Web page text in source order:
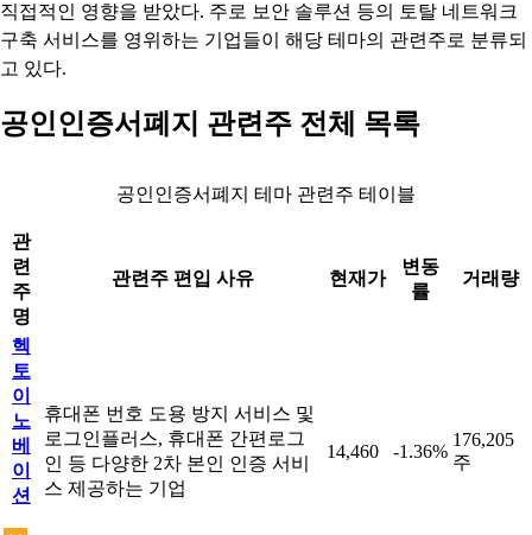
직접적인 영향을 받았다. 주로 보안 솔루션 등의 토탈 네트워크
구축 서비스를 영위하는 기업들이 해당 테마의 관련주로 분류되
고 있다.
공인인증서폐지 관련주 전체 목록
공인인증서폐지 테마 관련주 테이블
관
련
주
명
관련주 편입 사유 현재가
변동
률
거래량
헥
토
이
노
베
이
션
휴대폰 번호 도용 방지 서비스 및
로그인플러스, 휴대폰 간편로그
인 등 다양한 2차 본인 인증 서비
스 제공하는 기업
14,460 -1.36%
176,205
주